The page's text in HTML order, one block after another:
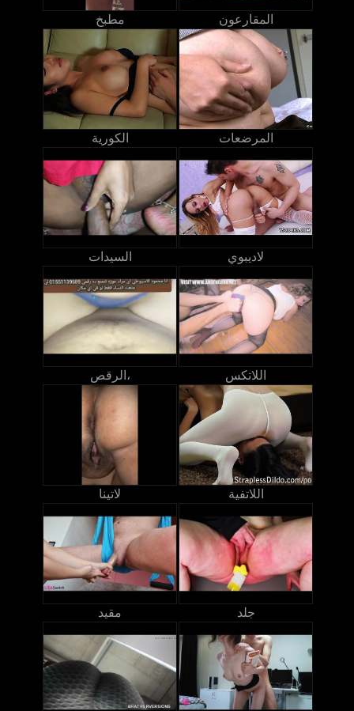
مطبخ المقارعون
الكورية المرضعات
السيدات لاديبوي
الرقص، اللاتكس
لاتينا اللاتفية
مقيد جلد